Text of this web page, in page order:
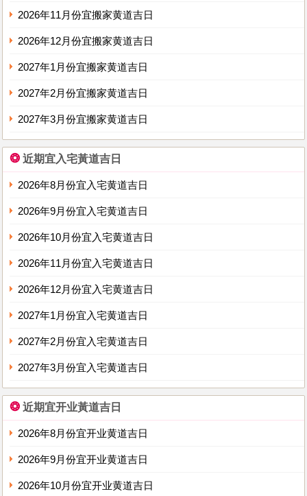
2026年11月份宜搬家黄道吉日
2026年12月份宜搬家黄道吉日
2027年1月份宜搬家黄道吉日
2027年2月份宜搬家黄道吉日
2027年3月份宜搬家黄道吉日
❂ 近期宜入宅黃道吉日
2026年8月份宜入宅黄道吉日
2026年9月份宜入宅黄道吉日
2026年10月份宜入宅黄道吉日
2026年11月份宜入宅黄道吉日
2026年12月份宜入宅黄道吉日
2027年1月份宜入宅黄道吉日
2027年2月份宜入宅黄道吉日
2027年3月份宜入宅黄道吉日
❂ 近期宜开业黃道吉日
2026年8月份宜开业黄道吉日
2026年9月份宜开业黄道吉日
2026年10月份宜开业黄道吉日